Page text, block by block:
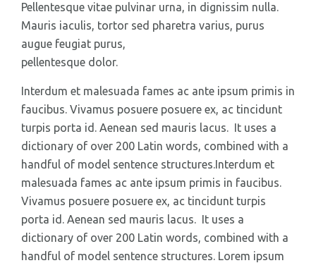
Pellentesque vitae pulvinar urna, in dignissim nulla.
Mauris iaculis, tortor sed pharetra varius, purus
augue feugiat purus,
pellentesque dolor.
Interdum et malesuada fames ac ante ipsum primis in
faucibus. Vivamus posuere posuere ex, ac tincidunt
turpis porta id. Aenean sed mauris lacus. It uses a
dictionary of over 200 Latin words, combined with a
handful of model sentence structures.Interdum et
malesuada fames ac ante ipsum primis in faucibus.
Vivamus posuere posuere ex, ac tincidunt turpis
porta id. Aenean sed mauris lacus. It uses a
dictionary of over 200 Latin words, combined with a
handful of model sentence structures. Lorem ipsum